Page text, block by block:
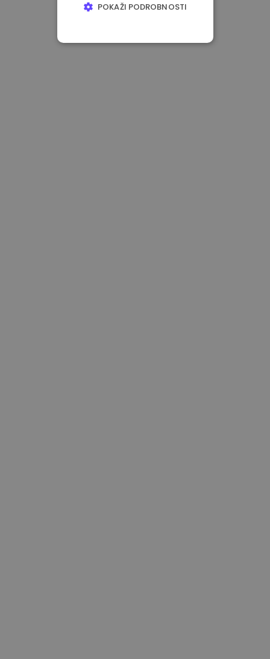
POKAŽI PODROBNOSTI